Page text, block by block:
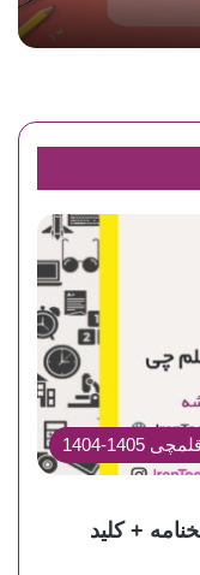
1404
+ پاسخنامه + کلید